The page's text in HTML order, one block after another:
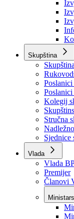
Skupština
Poslanici
Kolegij
Stručna
Sjednice
Vlada
Vlada
Premijer
Članovi